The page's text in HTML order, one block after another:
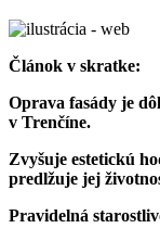
Článok v skratke:
Oprava fasády je
v Trenčíne.
Zvyšuje estetickú
predlžuje jej
Pravidelná